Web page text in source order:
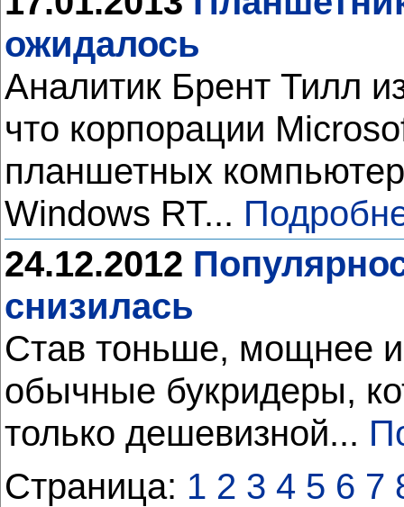
ожидалось
Аналитик Брент Тилл
что корпорации
планшетных
Windows RT...
24.12.2012
снизилась
Став тоньше, мощнее
обычные букридеры,
только дешевизной...
Страница: 1 2 3 4 5 6 7